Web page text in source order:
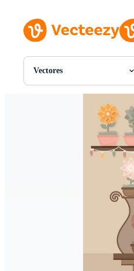
Vectores
Todas Imágenes
Gráficos en Movimiento
Imágenes Editoriales